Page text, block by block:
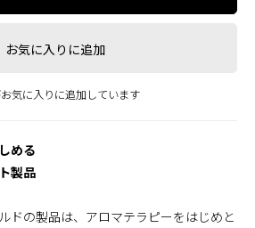
お気に入りに追加
気に入りに追加しています
める
製品
ドの製品は、アロマテラピーをはじめと